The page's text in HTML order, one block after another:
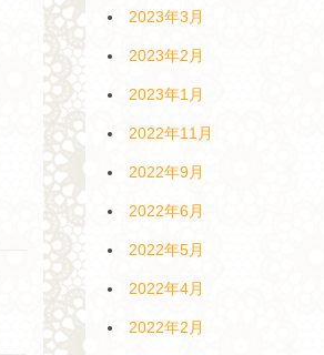
2023年3月
2023年2月
2023年1月
2022年11月
2022年9月
2022年6月
2022年5月
2022年4月
2022年2月